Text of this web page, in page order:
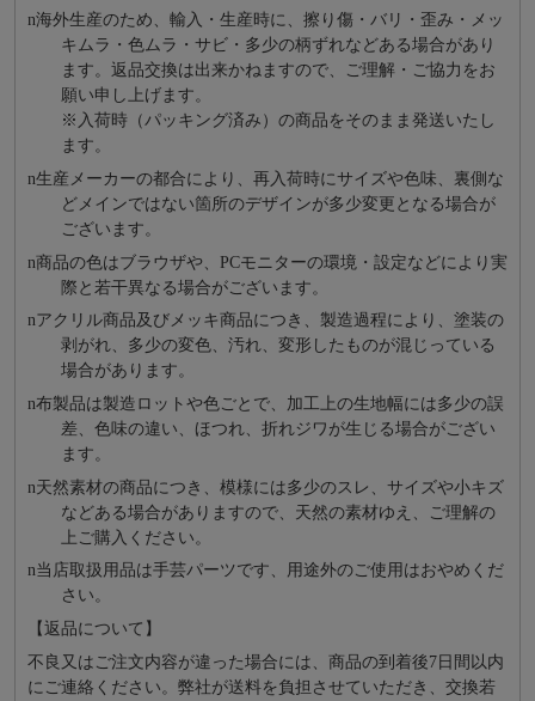
n海外⽣産のため、輸⼊・⽣産時に、擦り傷・バリ・歪み・メッ
キムラ・色ムラ・サビ・多少の柄ずれなどある場合があり
ます。返品交換は出来かねますので、ご理解・ご協⼒をお
願い申し上げます。
※⼊荷時（パッキング済み）の商品をそのまま発送いたし
ます。
n⽣産メーカーの都合により、再⼊荷時にサイズや⾊味、裏側な
どメインではない箇所のデザインが多少変更となる場合が
ございます。
n商品の⾊はブラウザや、PCモニターの環境・設定などにより実
際と若⼲異なる場合がございます。
nアクリル商品及びメッキ商品につき、製造過程により、塗装の
剥がれ、多少の変色、汚れ、変形したものが混じっている
場合があります。
n布製品は製造ロットや色ごとで、加工上の生地幅には多少の誤
差、色味の違い、ほつれ、折れジワが生じる場合がござい
ます。
n天然素材の商品につき、模様には多少のスレ、サイズや小キズ
などある場合がありますので、天然の素材ゆえ、ご理解の
上ご購入ください。
n当店取扱用品は⼿芸パーツです、⽤途外のご使⽤はおやめくだ
さい。
【返品について】
不良又はご注文内容が違った場合には、商品の到着後7日間以内
にご連絡ください。弊社が送料を負担させていただき、交換若